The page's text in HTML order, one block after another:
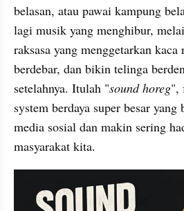
belasan, atau pawai kampung
lagi musik yang menghibur,
raksasa yang menggetarkan
berdebar, dan bikin telinga
setelahnya. Itulah "sound horeg",
system berdaya super besar
media sosial dan makin sering
masyarakat kita.